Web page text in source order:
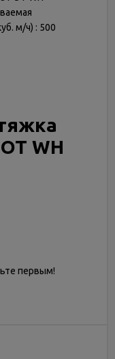
м/ч) : 500
WH
первым!